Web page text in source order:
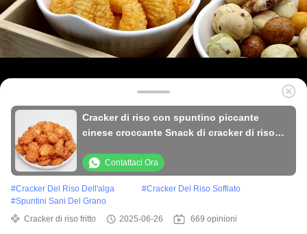
Cracker di riso con spuntino piccante
cinese croccante Snack di cracker di riso
Contattaci Ora
#Cracker Del Riso Dell'alga #Cracker Del Riso Soffiato
#Spuntini Sani Del Grano
Cracker di riso fritto
2025-06-26 669 opinioni